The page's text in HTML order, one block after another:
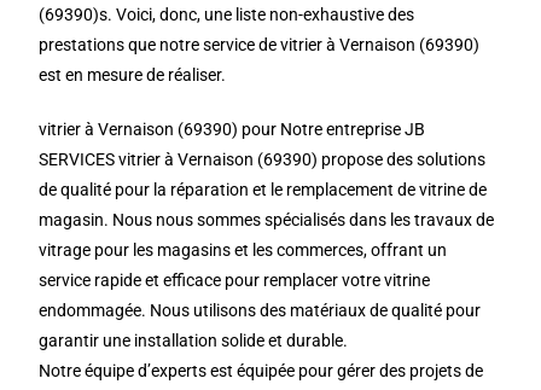
(69390)s. Voici, donc, une liste non-exhaustive des
prestations que notre service de vitrier à Vernaison (69390)
est en mesure de réaliser.
vitrier à Vernaison (69390) pour Notre entreprise JB
SERVICES vitrier à Vernaison (69390) propose des solutions
de qualité pour la réparation et le remplacement de vitrine de
magasin. Nous nous sommes spécialisés dans les travaux de
vitrage pour les magasins et les commerces, offrant un
service rapide et efficace pour remplacer votre vitrine
endommagée. Nous utilisons des matériaux de qualité pour
garantir une installation solide et durable.
Notre équipe d’experts est équipée pour gérer des projets de